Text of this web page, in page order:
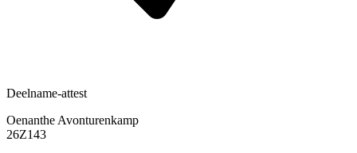
Deelname-attest
Oenanthe Avonturenkamp
26Z143